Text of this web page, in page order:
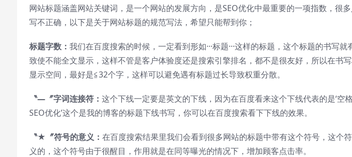
网站标题涵盖网站关键词，是一个网站的发展方向，是SEO优化中最重要的一项指数，很
写不正确，以下是关于网站标题的规范写法，希望只能帮到你；
标题字数： 我们在百度搜索的时候，一定看到形如···标题···这样的标题，这个标题的书写
致使不能全文显示，这样不管是客户体验度还是搜索引擎排名，都不是很友好，所以在书
显示空间，最好是≦32个字，这样可以避免遇有标题过长导致权重分散。
〝―〞字词连接符： 这个下线一定要是英文的下线，因为在百度看来这个下线代表的是‘空格
SEO优化’这个是我的博客的标题下线书写，你可以在百度搜索看下下线的效果。
〝★〞符号的意义： 在百度搜索结果里我们会看到很多网站的标题中带有这个符号，这个
义的，这个符号由于很醒目，作用就是在同等曝光的情况下，增加顾客点击率。